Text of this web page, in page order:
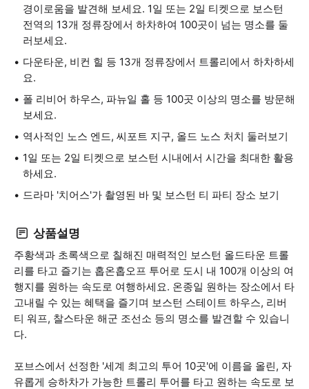
경이로움을 발견해 보세요. 1일 또는 2일 티켓으로 보스턴
전역의 13개 정류장에서 하차하여 100곳이 넘는 명소를 둘
러보세요.
다운타운, 비컨 힐 등 13개 정류장에서 트롤리에서 하차하세
요.
폴 리비어 하우스, 파뉴일 홀 등 100곳 이상의 명소를 방문해
보세요.
역사적인 노스 엔드, 씨포트 지구, 올드 노스 처치 둘러보기
1일 또는 2일 티켓으로 보스턴 시내에서 시간을 최대한 활용
하세요.
드라마 '치어스'가 촬영된 바 및 보스턴 티 파티 장소 보기
상품설명
주황색과 초록색으로 칠해진 매력적인 보스턴 올드타운 트롤
리를 타고 즐기는 홉온홉오프 투어로 도시 내 100개 이상의 여
행지를 원하는 속도로 여행하세요. 온종일 원하는 장소에서 타
고내릴 수 있는 혜택을 즐기며 보스턴 스테이트 하우스, 리버
티 워프, 찰스타운 해군 조선소 등의 명소를 발견할 수 있습니
다.
포브스에서 선정한 '세계 최고의 투어 10곳'에 이름을 올린, 자
유롭게 승하차가 가능한 트롤리 투어를 타고 원하는 속도로 보